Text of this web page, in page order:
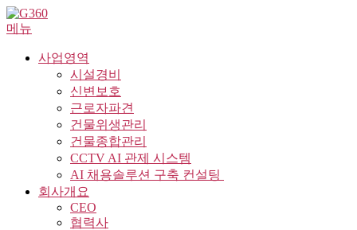
내
용
메뉴
사업영역
시설경비
신변보호
근로자파견
건물위생관리
건물종합관리
CCTV AI 관제 시스템
AI 채용솔루션 구축 컨설팅 ​
회사개요
CEO
협력사